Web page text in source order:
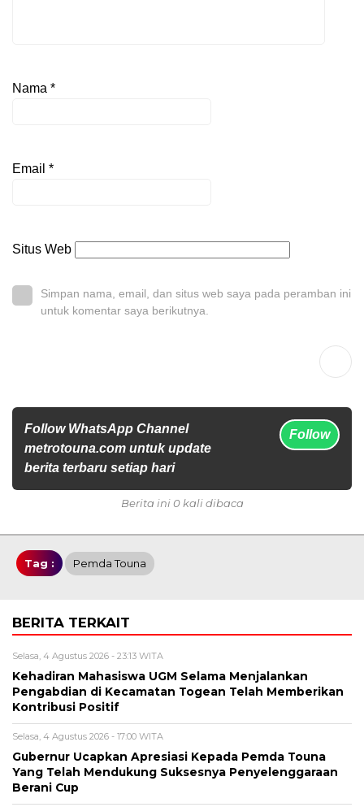
Nama *
Email *
Situs Web
Simpan nama, email, dan situs web saya pada peramban ini
untuk komentar saya berikutnya.
Follow WhatsApp Channel
metrotouna.com untuk update
berita terbaru setiap hari
Follow
Berita ini 0 kali dibaca
Tag : Pemda Touna
BERITA TERKAIT
Selasa, 4 Agustus 2026 - 23:13 WITA
Kehadiran Mahasiswa UGM Selama Menjalankan
Pengabdian di Kecamatan Togean Telah Memberikan
Kontribusi Positif
Selasa, 4 Agustus 2026 - 17:00 WITA
Gubernur Ucapkan Apresiasi Kepada Pemda Touna
Yang Telah Mendukung Suksesnya Penyelenggaraan
Berani Cup